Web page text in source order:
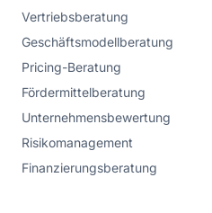
Vertriebsberatung
Geschäftsmodellberatung
Pricing-Beratung
Fördermittelberatung
Unternehmensbewertung
Risikomanagement
Finanzierungsberatung